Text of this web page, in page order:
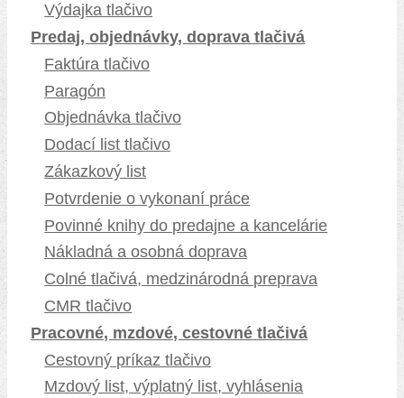
Výdajka tlačivo
Predaj, objednávky, doprava tlačivá
Faktúra tlačivo
Paragón
Objednávka tlačivo
Dodací list tlačivo
Zákazkový list
Potvrdenie o vykonaní práce
Povinné knihy do predajne a kancelárie
Nákladná a osobná doprava
Colné tlačivá, medzinárodná preprava
CMR tlačivo
Pracovné, mzdové, cestovné tlačivá
Cestovný príkaz tlačivo
Mzdový list, výplatný list, vyhlásenia